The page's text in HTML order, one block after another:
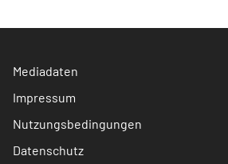
Mediadaten
Impressum
Nutzungsbedingungen
Datenschutz